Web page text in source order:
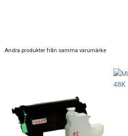
Andra produkter från samma varumärke